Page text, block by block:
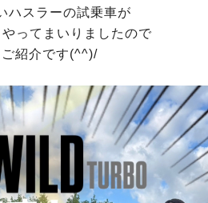
ハスラーの試乗車が
ってまいりましたので
ご紹介です(^^)/